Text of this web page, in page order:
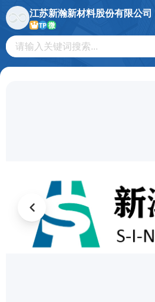
江苏新瀚新材料股份有限公司
TP微